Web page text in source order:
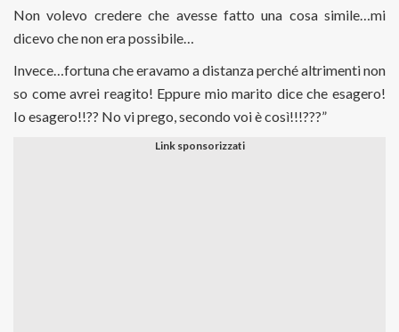
Non volevo credere che avesse fatto una cosa simile…mi
dicevo che non era possibile…
Invece…fortuna che eravamo a distanza perché altrimenti non
so come avrei reagito! Eppure mio marito dice che esagero!
Io esagero!!?? No vi prego, secondo voi è così!!!???”